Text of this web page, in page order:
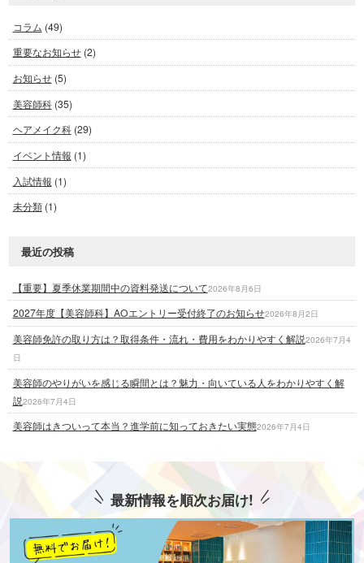
コラム (49)
重要なお知らせ(2)
お知らせ(5)
美容師科(35)
ヘアメイク科(29)
イベント情報 (1)
入試情報 (1)
未分類(1)
最近の投稿
【重要】夏季休業期間中の資料発送について2026年8月6日
2027年度【美容師科】AOエントリー受付終了のお知らせ2026年8月2日
美容師免許の取り方は？取得条件・流れ・費用をわかりやすく解説2026年7月4
日
美容師のやりがいを感じる瞬間とは？魅力・向いている人をわかりやすく解
説2026年7月4日
美容師はきついって本当？進学前に知っておきたい実態2026年7月4日
最新情報を順次お届け!